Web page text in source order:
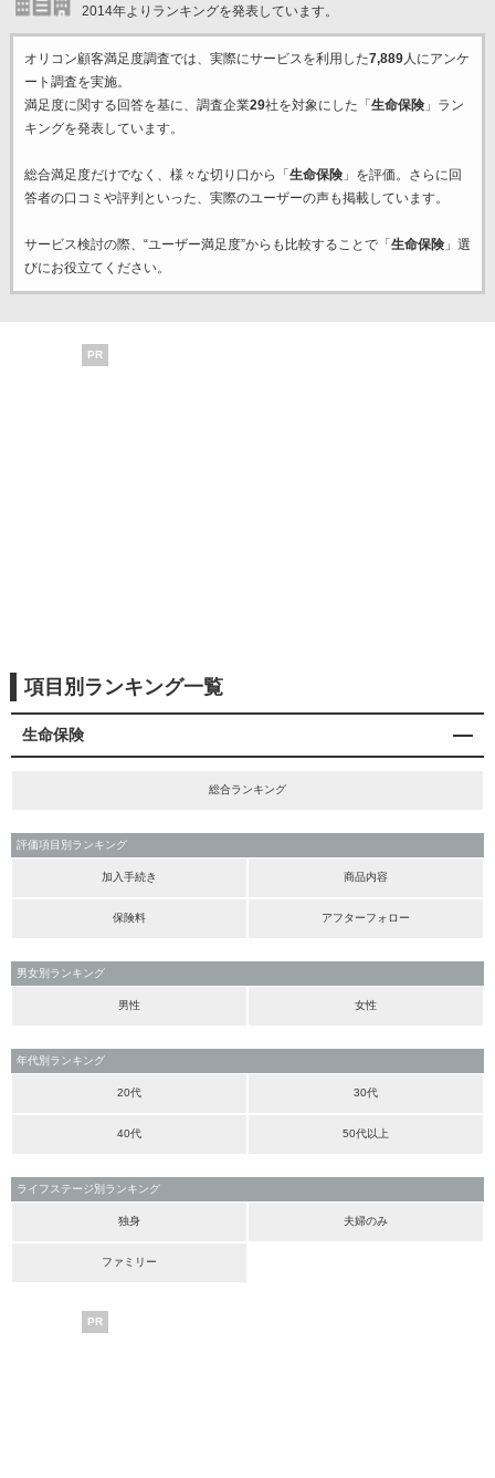
2014年よりランキングを発表しています。
オリコン顧客満足度調査では、実際にサービスを利用した7,889人にアンケ
ート調査を実施。
満足度に関する回答を基に、調査企業29社を対象にした「 生命保険」ラン
キングを発表しています。
総合満足度だけでなく、様々な切り口から「 生命保険」を評価。さらに回
答者の口コミや評判といった、実際のユーザーの声も掲載しています。
サービス検討の際、“ユーザー満足度”からも比較することで「 生命保険」選
びにお役立てください。
PR
項目別ランキング一覧
生命保険
総合ランキング
評価項目別ランキング
加入手続き 商品内容
保険料 アフターフォロー
男女別ランキング
男性 女性
年代別ランキング
20代 30代
40代 50代以上
ライフステージ別ランキング
独身 夫婦のみ
ファミリー
PR